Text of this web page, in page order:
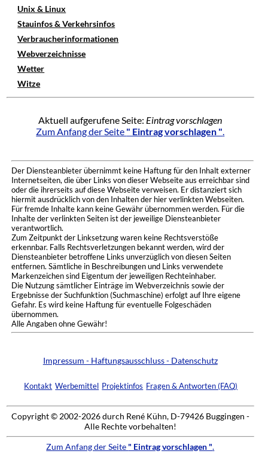
Unix & Linux
Stauinfos & Verkehrsinfos
Verbraucherinformationen
Webverzeichnisse
Wetter
Witze
Aktuell aufgerufene Seite: Eintrag vorschlagen
Zum Anfang der Seite " Eintrag vorschlagen ".
Der Diensteanbieter übernimmt keine Haftung für den Inhalt externer
Internetseiten, die über Links von dieser Webseite aus erreichbar sind
oder die ihrerseits auf diese Webseite verweisen. Er distanziert sich
hiermit ausdrücklich von den Inhalten der hier verlinkten Webseiten.
Für fremde Inhalte kann keine Gewähr übernommen werden. Für die
Inhalte der verlinkten Seiten ist der jeweilige Diensteanbieter
verantwortlich.
Zum Zeitpunkt der Linksetzung waren keine Rechtsverstöße
erkennbar. Falls Rechtsverletzungen bekannt werden, wird der
Diensteanbieter betroffene Links unverzüglich von diesen Seiten
entfernen. Sämtliche in Beschreibungen und Links verwendete
Markenzeichen sind Eigentum der jeweiligen Rechteinhaber.
Die Nutzung sämtlicher Einträge im Webverzeichnis sowie der
Ergebnisse der Suchfunktion (Suchmaschine) erfolgt auf Ihre eigene
Gefahr. Es wird keine Haftung für eventuelle Folgeschäden
übernommen.
Alle Angaben ohne Gewähr!
Impressum - Haftungsausschluss - Datenschutz
Kontakt Werbemittel Projektinfos Fragen & Antworten (FAQ)
Copyright © 2002-2026 durch René Kühn, D-79426 Buggingen -
Alle Rechte vorbehalten!
Zum Anfang der Seite " Eintrag vorschlagen ".